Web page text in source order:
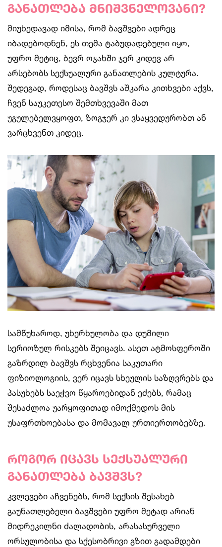
განათლება მნიშვნელოვანი?
მიუხედავად იმისა, რომ ბავშვები ადრეც
იბადებოდნენ, ეს თემა ტაბუდადებული იყო,
უფრო მეტიც, ბევრ ოჯახში ჯერ კიდევ არ
არსებობს სექსუალური განათლების კულტურა.
შედეგად, როდესაც ბავშვს აშკარა კითხვები აქვს,
ჩვენ საუკეთესო შემთხვევაში მათ
უგულებელვყოფთ, ზოგჯერ კი ვსაყვედურობთ ან
ვარცხვენთ კიდეც.
სამწუხაროდ, უხერხულობა და დუმილი
სერიოზულ რისკებს შეიცავს. ასეთ ატმოსფეროში
გაზრდილ ბავშვს რცხვენია საკუთარი
ფიზიოლოგიის, ვერ იცავს სხეულის საზღვრებს და
პასუხებს საეჭვო წყაროებიდან ეძებს, რამაც
შესაძლოა უარყოფითად იმოქმედოს მის
უსაფრთხოებასა და მომავალ ურთიერთობებზე.
როგორ იცავს სექსუალური
განათლება ბავშვს?
კვლევები აჩვენებს, რომ სექსის შესახებ
გაუნათლებელი ბავშვები უფრო მეტად არიან
მიდრეკილნი ძალადობის, არასასურველი
ორსულობისა და სქესობრივი გზით გადამდები